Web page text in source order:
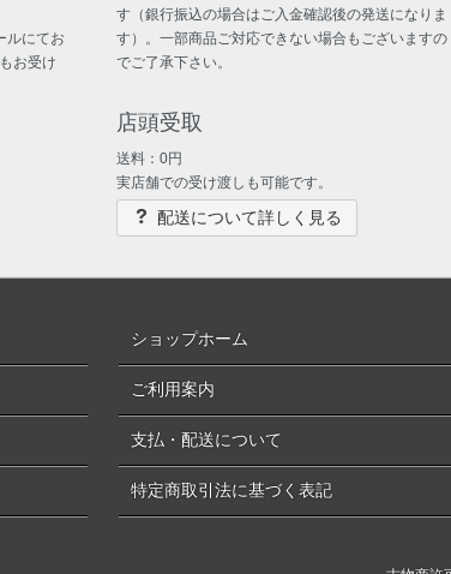
ルにてお
お受け
す（銀行振込の場合はご入金確認後の発送になりま
す）。一部商品ご対応できない場合もございますの
でご了承下さい。
店頭受取
送料：0円
実店舗での受け渡しも可能です。
配送について詳しく見る
ショップホーム
ご利用案内
支払・配送について
特定商取引法に基づく表記